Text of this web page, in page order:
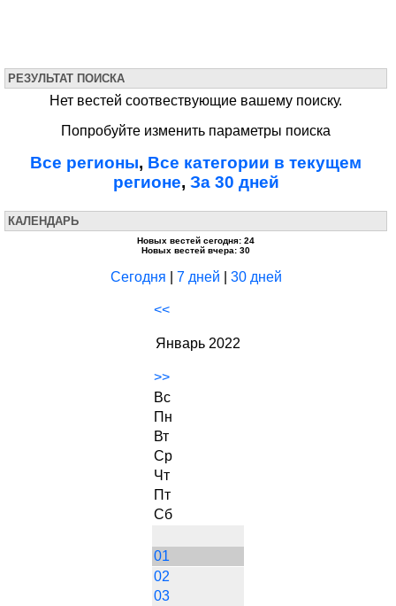
РЕЗУЛЬТАТ ПОИСКА
Нет вестей соотвествующие вашему поиску.
Попробуйте изменить параметры поиска
Все регионы, Все категории в текущем
регионе, За 30 дней
КАЛЕНДАРЬ
Новых вестей сегодня: 24
Новых вестей вчера: 30
Сегодня 7 дней 30 дней
<<
Январь 2022
>>
Вс
Пн
Вт
Ср
Чт
Пт
Сб
01
02
03